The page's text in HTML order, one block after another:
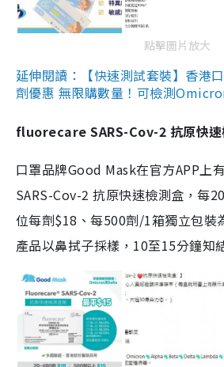
點擊圖片放大
延伸閱讀：【快速測試套裝】香港
劑優惠 無限購數量！可檢測
fluorecare SARS-Cov-2 抗原快速
口罩品牌Good Mask在官方APP上
SARS-Cov-2 抗原快速檢測盒，每
位每劑$18、每500劑/1箱獨立包裝
產品以鼻拭子採樣，10至15分鐘知